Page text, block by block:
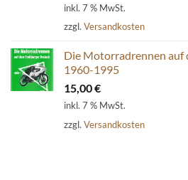
inkl. 7 % MwSt.
zzgl. Versandkosten
Die Motorradrennen auf
1960-1995
15,00€
inkl. 7 % MwSt.
zzgl. Versandkosten